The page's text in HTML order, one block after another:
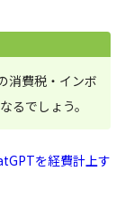
消費税・インボ
るでしょう。
を経費計上す